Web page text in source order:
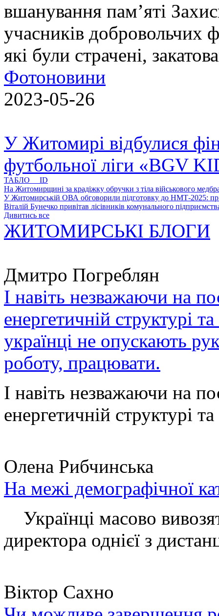
вшанування пам’яті
учасників добровольчих
які були страчені,
Фотоновини
2023-05-26
У Житомирі відбулися
футбольної ліги «BGV
ТАБЛО ID
На Житомирщині за крадіжку обручки з тіла військового
У Житомирській ОВА обговорили підготовку до НМТ-2025:
Віталій Бунечко привітав лісівників комунального
Дивитись все
ЖИТОМИРСЬКІ БЛОГИ
Дмитро Погреблян
І навіть незважаючи на
енергетичній структурі
українці не опускають
роботу, працювати.
І навіть незважаючи на
енергетичній структурі
Олена Рибчинська
На межі демографічної
Українці масово
директора однієї з
Віктор Сахно